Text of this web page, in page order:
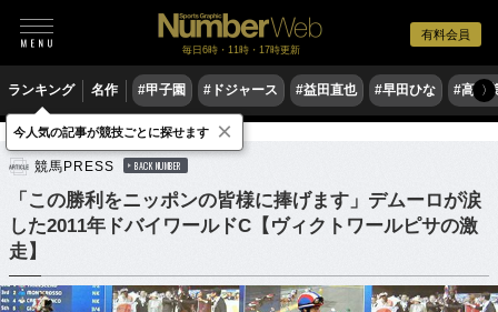
有料会員
毎日6時・11時・17時更新
ランキング 名作 #甲子園 #ドジャース #益田直也 #早田ひな #高木
〉
競馬
競馬PRESS BACK NUMBER
「この勝利をニッポンの皆様に捧げます」デムーロが涙
した2011年ドバイワールドC【ヴィクトワールピサの激
走】
今人気の記事が競技ごとに探せます ×